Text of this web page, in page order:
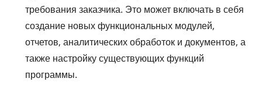
требования заказчика. Это может включать в себя
создание новых функциональных модулей,
отчетов, аналитических обработок и документов, а
также настройку существующих функций
программы.